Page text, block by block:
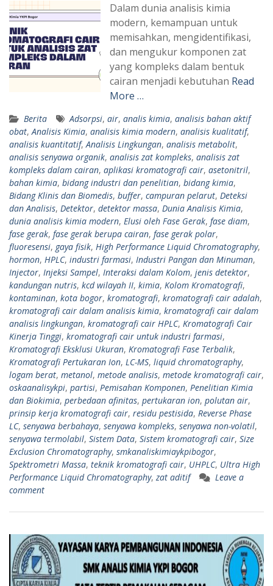
Dalam dunia analisis kimia
modern, kemampuan untuk
memisahkan, mengidentifikasi,
dan mengukur komponen zat
yang kompleks dalam bentuk
cairan menjadi kebutuhan Read
More …
Berita Adsorpsi, air, analis kimia, analisis bahan aktif
obat, Analisis Kimia, analisis kimia modern, analisis kualitatif,
analisis kuantitatif, Analisis Lingkungan, analisis metabolit,
analisis senyawa organik, analisis zat kompleks, analisis zat
kompleks dalam cairan, aplikasi kromatografi cair, asetonitril,
bahan kimia, bidang industri dan penelitian, bidang kimia,
Bidang Klinis dan Biomedis, buffer, campuran pelarut, Deteksi
dan Analisis, Detektor, detektor massa, Dunia Analisis Kimia,
dunia analisis kimia modern, Elusi oleh Fase Gerak, fase diam,
fase gerak, fase gerak berupa cairan, fase gerak polar,
fluoresensi, gaya fisik, High Performance Liquid Chromatography,
hormon, HPLC, industri farmasi, Industri Pangan dan Minuman,
Injector, Injeksi Sampel, Interaksi dalam Kolom, jenis detektor,
kandungan nutris, kcd wilayah II, kimia, Kolom Kromatografi,
kontaminan, kota bogor, kromatografi, kromatografi cair adalah,
kromatografi cair dalam analisis kimia, kromatografi cair dalam
analisis lingkungan, kromatografi cair HPLC, Kromatografi Cair
Kinerja Tinggi, kromatografi cair untuk industri farmasi,
Kromatografi Eksklusi Ukuran, Kromatografi Fase Terbalik,
Kromatografi Pertukaran Ion, LC-MS, liquid chromatography,
logam berat, metanol, metode analisis, metode kromatografi cair,
oskaanalisykpi, partisi, Pemisahan Komponen, Penelitian Kimia
dan Biokimia, perbedaan afinitas, pertukaran ion, polutan air,
prinsip kerja kromatografi cair, residu pestisida, Reverse Phase
LC, senyawa berbahaya, senyawa kompleks, senyawa non-volatil,
senyawa termolabil, Sistem Data, Sistem kromatografi cair, Size
Exclusion Chromatography, smkanaliskimiaykpibogor,
Spektrometri Massa, teknik kromatografi cair, UHPLC, Ultra High
Performance Liquid Chromatography, zat aditif
Leave a
comment